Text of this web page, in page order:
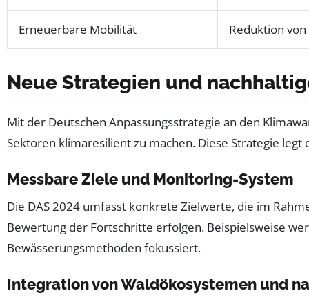
Erneuerbare Mobilität Reduktion
Neue Strategien und
Mit der Deutschen Anpassungsstrategie an den
Sektoren klimaresilient zu machen. Diese Strategie
Messbare Ziele und Monitoring-System
Die DAS 2024 umfasst konkrete Zielwerte, die im
Bewertung der Fortschritte erfolgen. Beispielsweise
Bewässerungsmethoden fokussiert.
Integration von Waldökosystemen und